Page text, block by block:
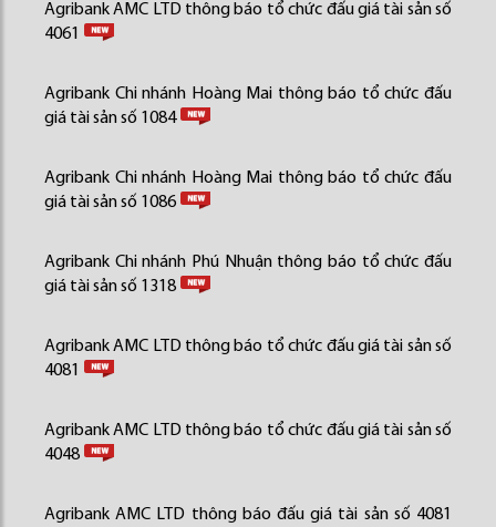
Agribank AMC LTD thông báo tổ chức đấu giá tài sản số
4061
Agribank Chi nhánh Hoàng Mai thông báo tổ chức đấu
giá tài sản số 1084
Agribank Chi nhánh Hoàng Mai thông báo tổ chức đấu
giá tài sản số 1086
Agribank Chi nhánh Phú Nhuận thông báo tổ chức đấu
giá tài sản số 1318
Agribank AMC LTD thông báo tổ chức đấu giá tài sản số
4081
Agribank AMC LTD thông báo tổ chức đấu giá tài sản số
4048
Agribank AMC LTD thông báo đấu giá tài sản số 4081